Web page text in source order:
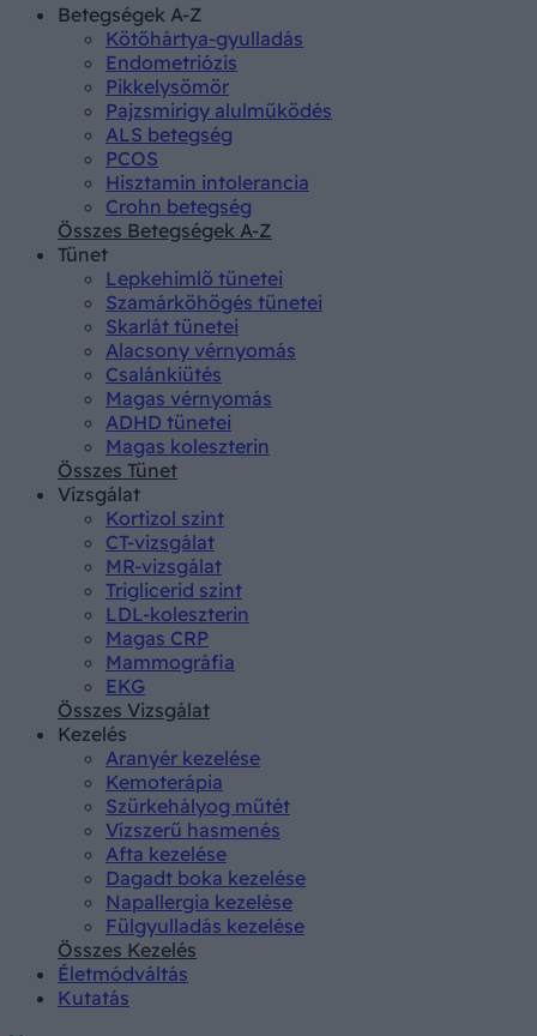
Betegségek A-Z
Kötőhártya-gyulladás
Endometriózis
Pikkelysömör
Pajzsmirigy alulműködés
ALS betegség
PCOS
Hisztamin intolerancia
Crohn betegség
Összes Betegségek A-Z
Tünet
Lepkehimlő tünetei
Szamárköhögés tünetei
Skarlát tünetei
Alacsony vérnyomás
Csalánkiütés
Magas vérnyomás
ADHD tünetei
Magas koleszterin
Összes Tünet
Vizsgálat
Kortizol szint
CT-vizsgálat
MR-vizsgálat
Triglicerid szint
LDL-koleszterin
Magas CRP
Mammográfia
EKG
Összes Vizsgálat
Kezelés
Aranyér kezelése
Kemoterápia
Szürkehályog műtét
Vízszerű hasmenés
Afta kezelése
Dagadt boka kezelése
Napallergia kezelése
Fülgyulladás kezelése
Összes Kezelés
Életmódváltás
Kutatás